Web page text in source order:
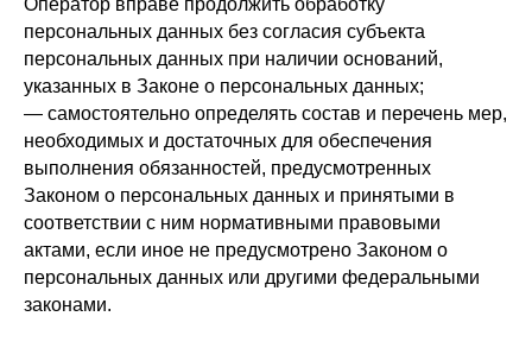
Оператор вправе продолжить обработку
персональных данных без согласия субъекта
персональных данных при наличии оснований,
указанных в Законе о персональных данных;
— самостоятельно определять состав и перечень мер,
необходимых и достаточных для обеспечения
выполнения обязанностей, предусмотренных
Законом о персональных данных и принятыми в
соответствии с ним нормативными правовыми
актами, если иное не предусмотрено Законом о
персональных данных или другими федеральными
законами.